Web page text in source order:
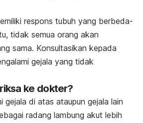
respons tubuh yang berbeda-
tidak semua orang akan
sama. Konsultasikan kepada
gejala yang tidak
ke dokter?
gejala di atas ataupun gejala lain
radang lambung akut lebih